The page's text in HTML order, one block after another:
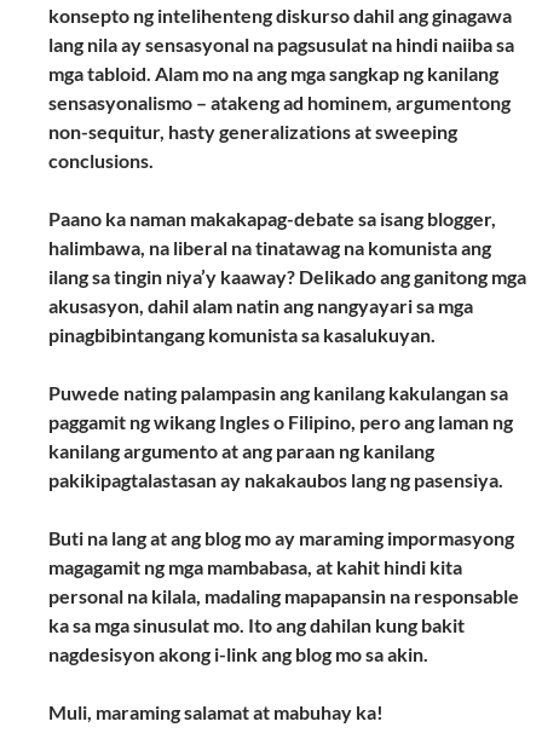
konsepto ng intelihenteng diskurso dahil ang ginagawa
lang nila ay sensasyonal na pagsusulat na hindi naiiba sa
mga tabloid. Alam mo na ang mga sangkap ng kanilang
sensasyonalismo – atakeng ad hominem, argumentong
non-sequitur, hasty generalizations at sweeping
conclusions.
Paano ka naman makakapag-debate sa isang blogger,
halimbawa, na liberal na tinatawag na komunista ang
ilang sa tingin niya’y kaaway? Delikado ang ganitong mga
akusasyon, dahil alam natin ang nangyayari sa mga
pinagbibintangang komunista sa kasalukuyan.
Puwede nating palampasin ang kanilang kakulangan sa
paggamit ng wikang Ingles o Filipino, pero ang laman ng
kanilang argumento at ang paraan ng kanilang
pakikipagtalastasan ay nakakaubos lang ng pasensiya.
Buti na lang at ang blog mo ay maraming impormasyong
magagamit ng mga mambabasa, at kahit hindi kita
personal na kilala, madaling mapapansin na responsable
ka sa mga sinusulat mo. Ito ang dahilan kung bakit
nagdesisyon akong i-link ang blog mo sa akin.
Muli, maraming salamat at mabuhay ka!